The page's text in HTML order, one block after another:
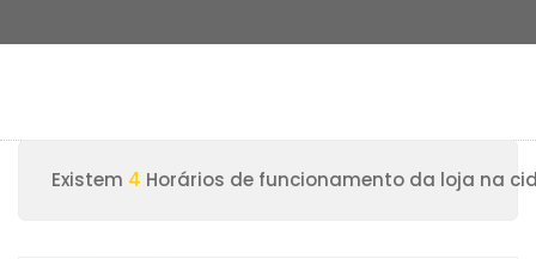
Existem 4 Horários de funcionamento da loja na